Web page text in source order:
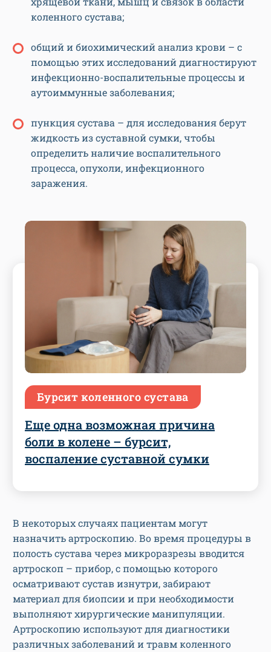
коленного сустава;
общий и биохимический анализ крови – с
помощью этих исследований диагностируют
инфекционно-воспалительные процессы и
аутоиммунные заболевания;
пункция сустава – для исследования берут
жидкость из суставной сумки, чтобы
определить наличие воспалительного
процесса, опухоли, инфекционного
заражения.
Бурсит коленного сустава
Еще одна возможная причина
боли в колене – бурсит,
воспаление суставной сумки
В некоторых случаях пациентам могут
назначить артроскопию. Во время процедуры в
полость сустава через микроразрезы вводится
артроскоп – прибор, с помощью которого
осматривают сустав изнутри, забирают
материал для биопсии и при необходимости
выполняют хирургические манипуляции.
Артроскопию используют для диагностики
различных заболеваний и травм коленного